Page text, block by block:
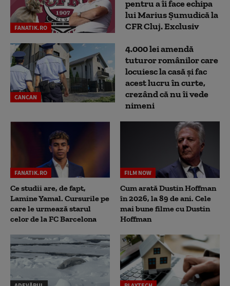
FANATIK.RO
pentru a îi face echipa
lui Marius Șumudică la
CFR Cluj. Exclusiv
CANCAN
4.000 lei amendă
tuturor românilor care
locuiesc la casă și fac
acest lucru în curte,
crezând că nu îi vede
nimeni
FANATIK.RO
Ce studii are, de fapt,
Lamine Yamal. Cursurile pe
care le urmează starul
celor de la FC Barcelona
FILM NOW
Cum arată Dustin Hoffman
în 2026, la 89 de ani. Cele
mai bune filme cu Dustin
Hoffman